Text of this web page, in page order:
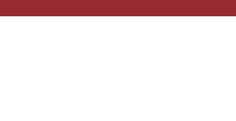
Kruidenmixen zonder